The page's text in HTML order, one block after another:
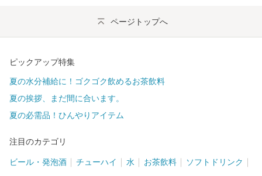
ページトップへ
ピックアップ特集
夏の水分補給に！ゴクゴク飲めるお茶飲料
夏の挨拶、まだ間に合います。
夏の必需品！ひんやりアイテム
注目のカテゴリ
ビール・発泡酒 チューハイ 水 お茶飲料 ソフトドリンク